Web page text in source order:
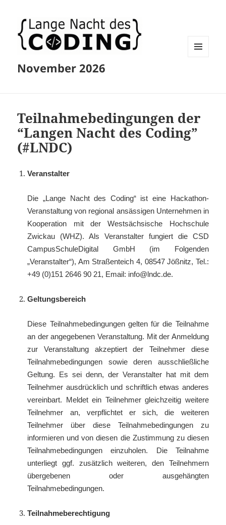
November 2026
Teilnahmebedingungen der
“Langen Nacht des Coding”
(#LNDC)
Veranstalter
Die „Lange Nacht des Coding“ ist eine Hackathon-
Veranstaltung von regional ansässigen Unternehmen in
Kooperation mit der Westsächsische Hochschule
Zwickau (WHZ). Als Veranstalter fungiert die CSD
CampusSchuleDigital GmbH (im Folgenden
„Veranstalter“), Am Straßenteich 4, 08547 Jößnitz, Tel.:
+49 (0)151 2646 90 21, Email: info@lndc.de.
Geltungsbereich
Diese Teilnahmebedingungen gelten für die Teilnahme
an der angegebenen Veranstaltung. Mit der Anmeldung
zur Veranstaltung akzeptiert der Teilnehmer diese
Teilnahmebedingungen sowie deren ausschließliche
Geltung. Es sei denn, der Veranstalter hat mit dem
Teilnehmer ausdrücklich und schriftlich etwas anderes
vereinbart. Meldet ein Teilnehmer gleichzeitig weitere
Teilnehmer an, verpflichtet er sich, die weiteren
Teilnehmer über diese Teilnahmebedingungen zu
informieren und von diesen die Zustimmung zu diesen
Teilnahmebedingungen einzuholen. Die Teilnahme
unterliegt ggf. zusätzlich weiteren, den Teilnehmern
übergebenen oder ausgehängten
Teilnahmebedingungen.
Teilnahmeberechtigung